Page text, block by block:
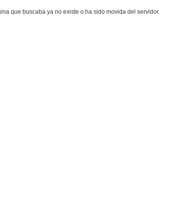
que buscaba ya no existe o ha sido movida del servidor.